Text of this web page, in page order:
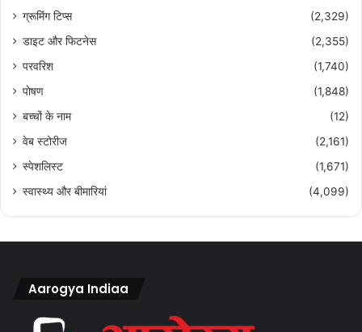
ग्रूमिंग टिप्स
(2,329)
डाइट और फिटनेस
(2,355)
परवरिश
(1,740)
पोषण
(1,848)
बच्चों के नाम
(12)
वेब स्टोरीज
(2,161)
स्पेशलिस्ट
(1,671)
स्वास्थ्य और बीमारियां
(4,099)
Aarogya Indiaa